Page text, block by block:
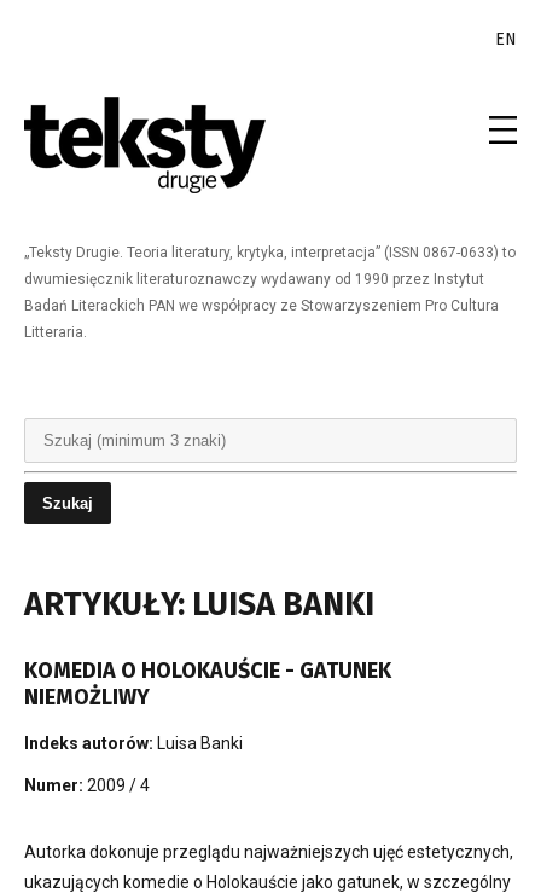
EN
„Teksty Drugie. Teoria literatury, krytyka, interpretacja” (ISSN 0867-0633) to
dwumiesięcznik literaturoznawczy wydawany od 1990 przez Instytut
Badań Literackich PAN we współpracy ze Stowarzyszeniem Pro Cultura
Litteraria.
ARTYKUŁY: LUISA BANKI
KOMEDIA O HOLOKAUŚCIE - GATUNEK
NIEMOŻLIWY
Indeks autorów: Luisa Banki
Numer: 2009 / 4
Autorka dokonuje przeglądu najważniejszych ujęć estetycznych,
ukazujących komedie o Holokauście jako gatunek, w szczególny